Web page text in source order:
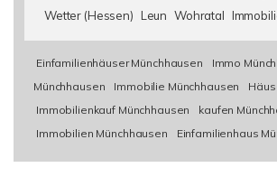
Wetter (Hessen) Leun Wohratal
Einfamilienhäuser Münchhausen Immo
Münchhausen
Immobilie Münchhausen
Immobilienkauf Münchhausen
kaufen
Immobilien Münchhausen
Einfamilienhaus